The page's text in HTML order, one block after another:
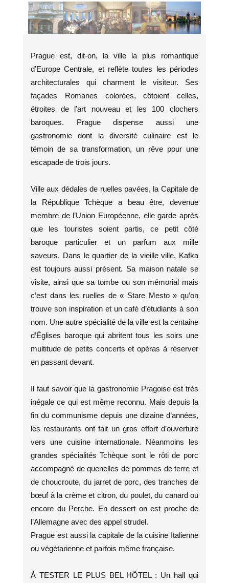
Prague est, dit-on, la ville la plus romantique
d’Europe Centrale, et reflète toutes les périodes
architecturales qui charment le visiteur. Ses
façades Romanes colorées, côtoient celles,
étroites de l’art nouveau et les 100 clochers
baroques. Prague dispense aussi une
gastronomie dont la diversité culinaire est le
témoin de sa transformation, un rêve pour une
escapade de trois jours.
Ville aux dédales de ruelles pavées, la Capitale de
la République Tchèque a beau être, devenue
membre de l’Union Européenne, elle garde après
que les touristes soient partis, ce petit côté
baroque particulier et un parfum aux mille
saveurs. Dans le quartier de la vieille ville, Kafka
est toujours aussi présent. Sa maison natale se
visite, ainsi que sa tombe ou son mémorial mais
c’est dans les ruelles de « Stare Mesto » qu’on
trouve son inspiration et un café d’étudiants à son
nom. Une autre spécialité de la ville est la centaine
d’Églises baroque qui abritent tous les soirs une
multitude de petits concerts et opéras à réserver
en passant devant.
Il faut savoir que la gastronomie Pragoise est très
inégale ce qui est même reconnu. Mais depuis la
fin du communisme depuis une dizaine d’années,
les restaurants ont fait un gros effort d’ouverture
vers une cuisine internationale. Néanmoins les
grandes spécialités Tchèque sont le rôti de porc
accompagné de quenelles de pommes de terre et
de choucroute, du jarret de porc, des tranches de
bœuf à la crème et citron, du poulet, du canard ou
encore du Perche. En dessert on est proche de
l’Allemagne avec des appel strudel.
Prague est aussi la capitale de la cuisine Italienne
ou végétarienne et parfois même française.
À TESTER LE PLUS BEL HÔTEL : Un hall qui